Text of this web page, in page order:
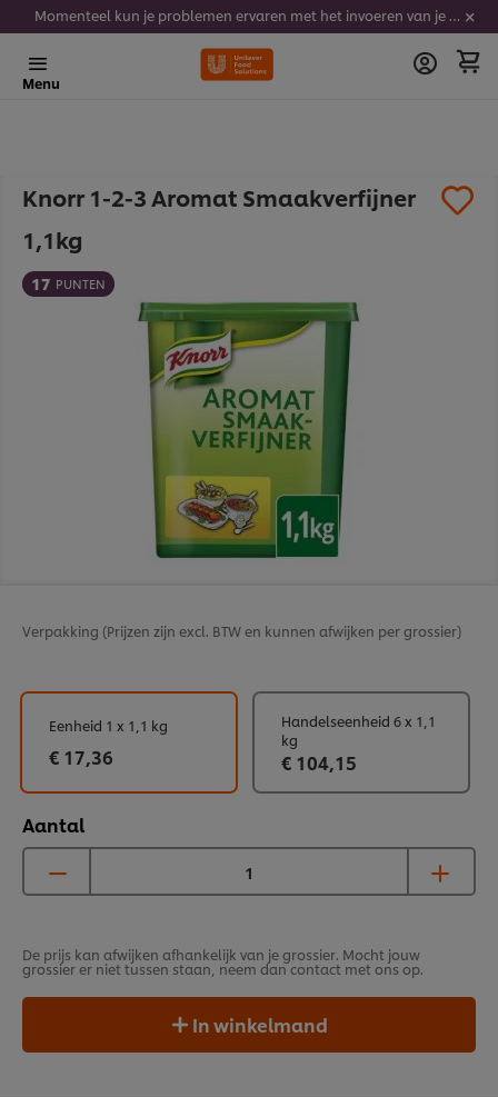
Momenteel kun je problemen ervaren met het invoeren van je stickercodes. We werken er hard aan om dit op te lossen.
Menu
Knorr 1-2-3 Aromat Smaakverfijner
1,1kg
17 PUNTEN
Verpakking (Prijzen zijn excl. BTW en kunnen afwijken per grossier)
Aantal
Eenheid 1 x 1,1 kg
€ 17,36
Handelseenheid 6 x 1,1
kg
€ 104,15
De prijs kan afwijken afhankelijk van je grossier. Mocht jouw
grossier er niet tussen staan, neem dan contact met ons op.
In winkelmand